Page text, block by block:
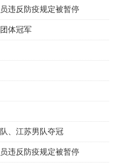
违反防疫规定被暂停
体冠军
、江苏男队夺冠
违反防疫规定被暂停